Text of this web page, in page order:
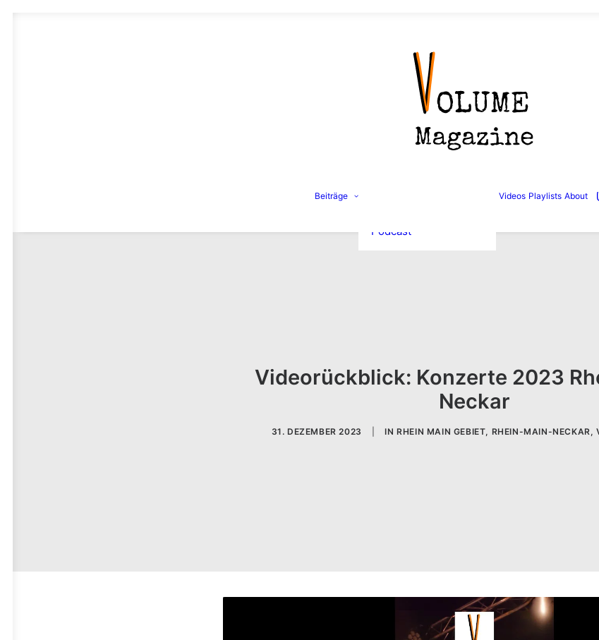
Beiträge
Podcast
Videos Playlists About
Videorückblick: Konzerte 2023
Neckar
31. DEZEMBER 2023 INRHEIN MAIN GEBIET, RHEIN-MAIN-NECKAR,